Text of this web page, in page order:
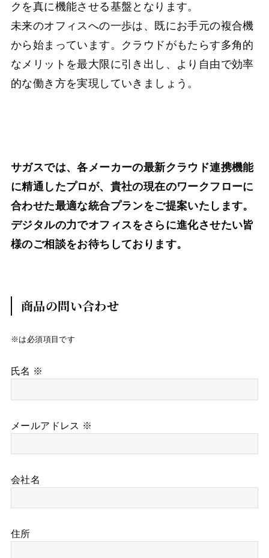
クを真に機能させる基盤となります。
未来のオフィスへの一歩は、既にお手元の複合機
から始まっています。クラウドがもたらす多角的
なメリットを最大限に引き出し、より自由で効率
的な働き方を実現していきましょう。
サガスでは、各メーカーの最新クラウド連携機能
に精通したプロが、貴社の現在のワークフローに
合わせた最適な統合プランをご提案いたします。
デジタルの力でオフィスをさらに進化させたい皆
様のご相談をお待ちしております。
商品の問い合わせ
※は必須項目です
氏名 ※
メールアドレス ※
会社名
住所